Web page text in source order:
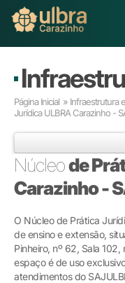
Buscar
Educação Básica
Graduação
Educação a Distância
Pesquisa
Extensão
Infraestrutura e
Página Inicial » Infraestrutura
Jurídica ULBRA Carazinho -
Núcleode
Carazinho -
O Núcleo de Prática
de ensino e extensão,
Pinheiro, nº 62, Sala
espaço é de uso
atendimentos do